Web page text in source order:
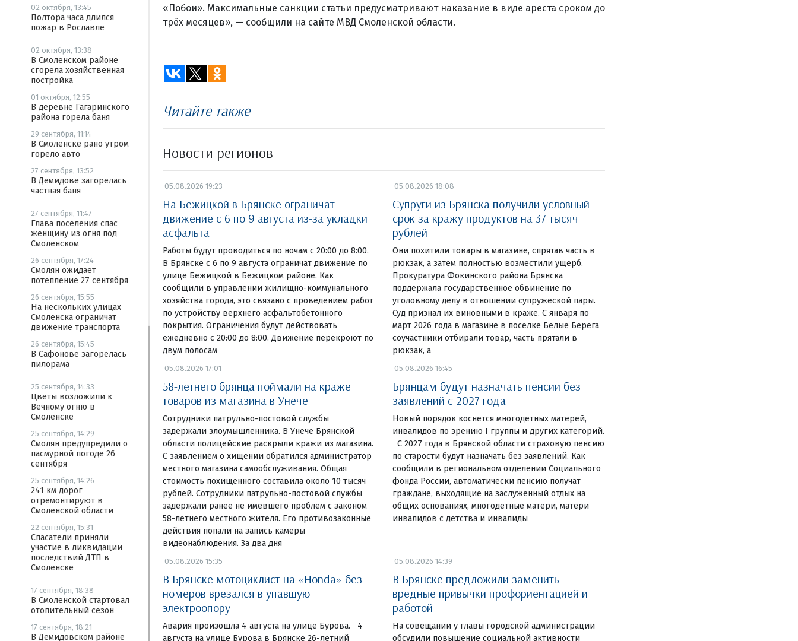
02 октября, 13:45
Полтора часа длился
пожар в Рославле
02 октября, 13:38
В Смоленском районе
сгорела хозяйственная
постройка
01 октября, 12:55
В деревне Гагаринского
района горела баня
29 сентября, 11:14
В Смоленске рано утром
горело авто
27 сентября, 13:52
В Демидове загорелась
частная баня
27 сентября, 11:47
Глава поселения спас
женщину из огня под
Смоленском
26 сентября, 17:24
Смолян ожидает
потепление 27 сентября
26 сентября, 15:55
На нескольких улицах
Смоленска ограничат
движение транспорта
26 сентября, 15:45
В Сафонове загорелась
пилорама
25 сентября, 14:33
Цветы возложили к
Вечному огню в
Смоленске
25 сентября, 14:29
Смолян предупредили о
пасмурной погоде 26
сентября
25 сентября, 14:26
241 км дорог
отремонтируют в
Смоленской области
22 сентября, 15:31
Спасатели приняли
участие в ликвидации
последствий ДТП в
Смоленске
17 сентября, 18:38
В Смоленской стартовал
отопительный сезон
17 сентября, 18:21
В Демидовском районе
«Побои». Максимальные санкции статьи предусматривают наказание в виде ареста сроком до
трёх месяцев», — сообщили на сайте МВД Смоленской области.
Читайте также
Новости регионов
05.08.2026 19:23
На Бежицкой в Брянске ограничат
движение с 6 по 9 августа из-за укладки
асфальта
Работы будут проводиться по ночам с 20:00 до 8:00.
В Брянске с 6 по 9 августа ограничат движение по
улице Бежицкой в Бежицком районе. Как
сообщили в управлении жилищно-коммунального
хозяйства города, это связано с проведением работ
по устройству верхнего асфальтобетонного
покрытия. Ограничения будут действовать
ежедневно с 20:00 до 8:00. Движение перекроют по
двум полосам
05.08.2026 18:08
Супруги из Брянска получили условный
срок за кражу продуктов на 37 тысяч
рублей
Они похитили товары в магазине, спрятав часть в
рюкзак, а затем полностью возместили ущерб.
Прокуратура Фокинского района Брянска
поддержала государственное обвинение по
уголовному делу в отношении супружеской пары.
Суд признал их виновными в краже. С января по
март 2026 года в магазине в поселке Белые Берега
соучастники отбирали товар, часть прятали в
рюкзак, а
05.08.2026 17:01
58-летнего брянца поймали на краже
товаров из магазина в Унече
Сотрудники патрульно-постовой службы
задержали злоумышленника. В Унече Брянской
области полицейские раскрыли кражи из магазина.
С заявлением о хищении обратился администратор
местного магазина самообслуживания. Общая
стоимость похищенного составила около 10 тысяч
рублей. Сотрудники патрульно-постовой службы
задержали ранее не имевшего проблем с законом
58-летнего местного жителя. Его противозаконные
действия попали на запись камеры
видеонаблюдения. За два дня
05.08.2026 16:45
Брянцам будут назначать пенсии без
заявлений с 2027 года
Новый порядок коснется многодетных матерей,
инвалидов по зрению I группы и других категорий.
С 2027 года в Брянской области страховую пенсию
по старости будут назначать без заявлений. Как
сообщили в региональном отделении Социального
фонда России, автоматически пенсию получат
граждане, выходящие на заслуженный отдых на
общих основаниях, многодетные матери, матери
инвалидов с детства и инвалиды
05.08.2026 15:35
В Брянске мотоциклист на «Honda» без
номеров врезался в упавшую
электроопору
Авария произошла 4 августа на улице Бурова. 4
августа на улице Бурова в Брянске 26-летний
05.08.2026 14:39
В Брянске предложили заменить
вредные привычки профориентацией и
работой
На совещании у главы городской администрации
обсудили повышение социальной активности